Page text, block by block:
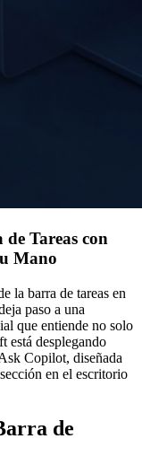
Tareas con
Mano
la barra de tareas en
paso a una
que entiende no solo
está desplegando
Copilot, diseñada
en el escritorio
de